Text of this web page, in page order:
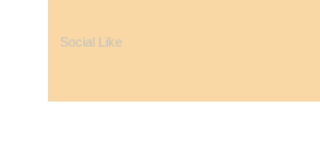
Social Like